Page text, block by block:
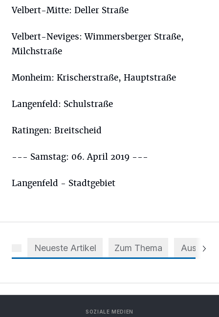
Velbert-Mitte: Deller Straße
Velbert-Neviges: Wimmersberger Straße,
Milchstraße
Monheim: Krischerstraße, Hauptstraße
Langenfeld: Schulstraße
Ratingen: Breitscheid
--- Samstag: 06. April 2019 ---
Langenfeld - Stadtgebiet
Neueste Artikel Zum Thema Aus dem
SOZIALE MEDIEN